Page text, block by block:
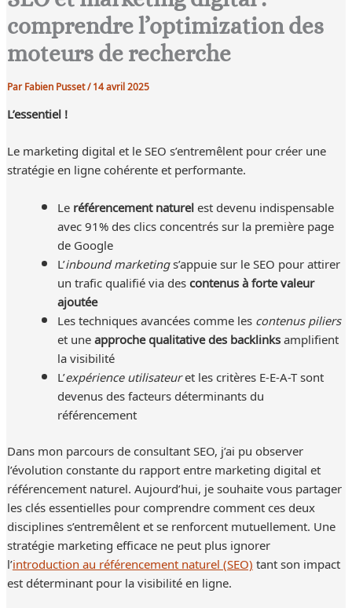
comprendre l’optimization des
moteurs de recherche
ParFabien Pusset/14 avril 2025
L’essentiel !
Le marketing digital et le SEO s’entremêlent pour créer une
stratégie en ligne cohérente et performante.
Leréférencement naturelest devenu indispensable
avec 91% des clics concentrés sur la première page
de Google
L’inbound marketings’appuie sur le SEO pour attirer
un trafic qualifié via descontenus à forte valeur
ajoutée
Les techniques avancées comme lescontenus piliers
et uneapproche qualitative des backlinksamplifient
la visibilité
L’expérience utilisateuret les critères E-E-A-T sont
devenus des facteurs déterminants du
référencement
Dans mon parcours de consultant SEO, j’ai pu observer
l’évolution constante du rapport entre marketing digital et
référencement naturel. Aujourd’hui, je souhaite vous partager
les clés essentielles pour comprendre comment ces deux
disciplines s’entremêlent et se renforcent mutuellement. Une
stratégie marketing efficace ne peut plus ignorer
l’introduction au référencement naturel (SEO)tant son impact
est déterminant pour la visibilité en ligne.